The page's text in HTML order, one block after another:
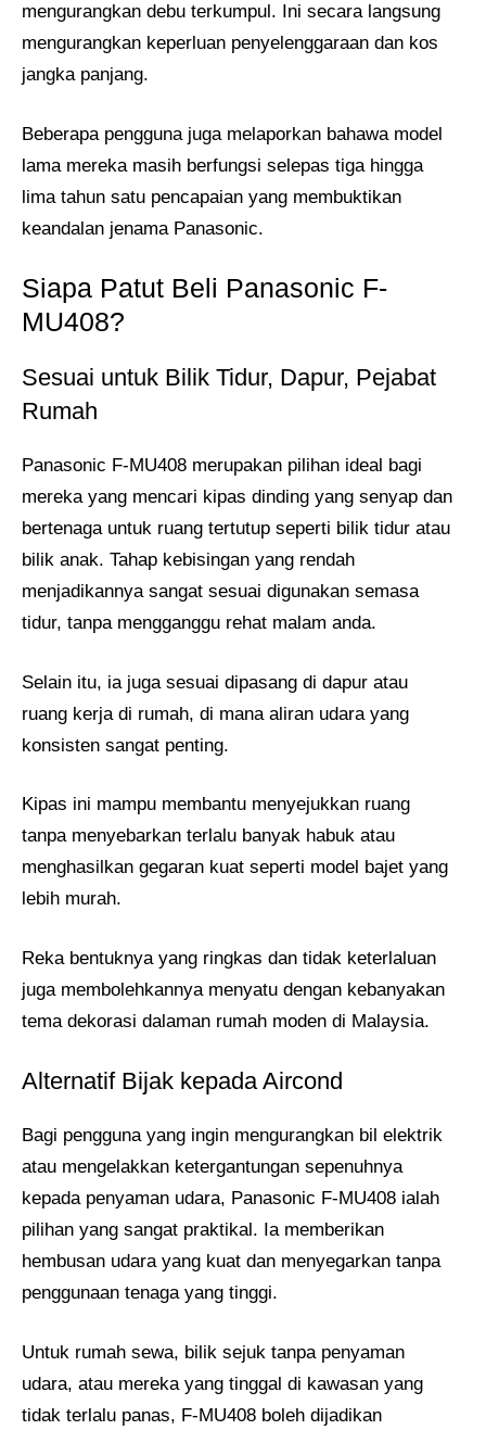
mengurangkan debu terkumpul. Ini secara langsung
mengurangkan keperluan penyelenggaraan dan kos
jangka panjang.
Beberapa pengguna juga melaporkan bahawa model
lama mereka masih berfungsi selepas tiga hingga
lima tahun satu pencapaian yang membuktikan
keandalan jenama Panasonic.
Siapa Patut Beli Panasonic F-
MU408?
Sesuai untuk Bilik Tidur, Dapur, Pejabat
Rumah
Panasonic F-MU408 merupakan pilihan ideal bagi
mereka yang mencari kipas dinding yang senyap dan
bertenaga untuk ruang tertutup seperti bilik tidur atau
bilik anak. Tahap kebisingan yang rendah
menjadikannya sangat sesuai digunakan semasa
tidur, tanpa mengganggu rehat malam anda.
Selain itu, ia juga sesuai dipasang di dapur atau
ruang kerja di rumah, di mana aliran udara yang
konsisten sangat penting.
Kipas ini mampu membantu menyejukkan ruang
tanpa menyebarkan terlalu banyak habuk atau
menghasilkan gegaran kuat seperti model bajet yang
lebih murah.
Reka bentuknya yang ringkas dan tidak keterlaluan
juga membolehkannya menyatu dengan kebanyakan
tema dekorasi dalaman rumah moden di Malaysia.
Alternatif Bijak kepada Aircond
Bagi pengguna yang ingin mengurangkan bil elektrik
atau mengelakkan ketergantungan sepenuhnya
kepada penyaman udara, Panasonic F-MU408 ialah
pilihan yang sangat praktikal. Ia memberikan
hembusan udara yang kuat dan menyegarkan tanpa
penggunaan tenaga yang tinggi.
Untuk rumah sewa, bilik sejuk tanpa penyaman
udara, atau mereka yang tinggal di kawasan yang
tidak terlalu panas, F-MU408 boleh dijadikan